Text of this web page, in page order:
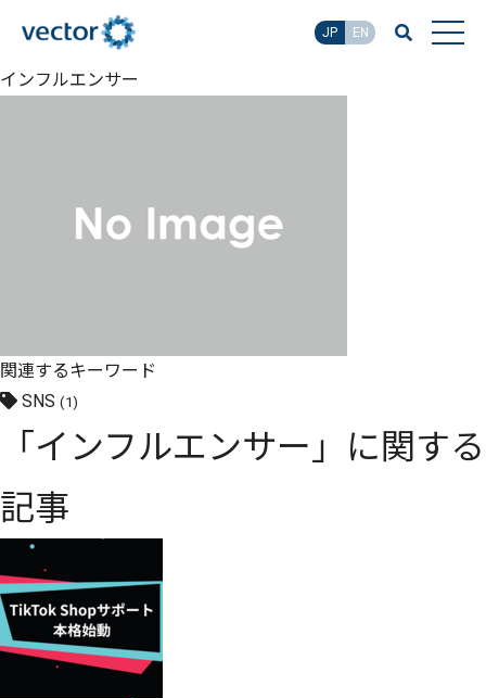
JP EN
インフルエンサー
関連するキーワード
SNS (1)
「インフルエンサー」に関する
記事